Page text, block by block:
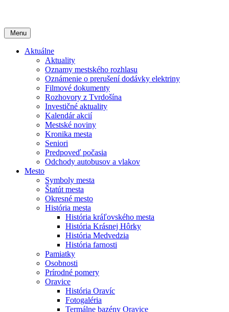
Menu
Aktuálne
Aktuality
Oznamy mestského rozhlasu
Oznámenie o prerušení dodávky elektriny
Filmové dokumenty
Rozhovory z Tvrdošína
Investičné aktuality
Kalendár akcií
Mestské noviny
Kronika mesta
Seniori
Predpoveď počasia
Odchody autobusov a vlakov
Mesto
Symboly mesta
Štatút mesta
Okresné mesto
História mesta
História kráľovského mesta
História Krásnej Hôrky
História Medvedzia
História farnosti
Pamiatky
Osobnosti
Prírodné pomery
Oravice
História Oravíc
Fotogaléria
Termálne bazény Oravice